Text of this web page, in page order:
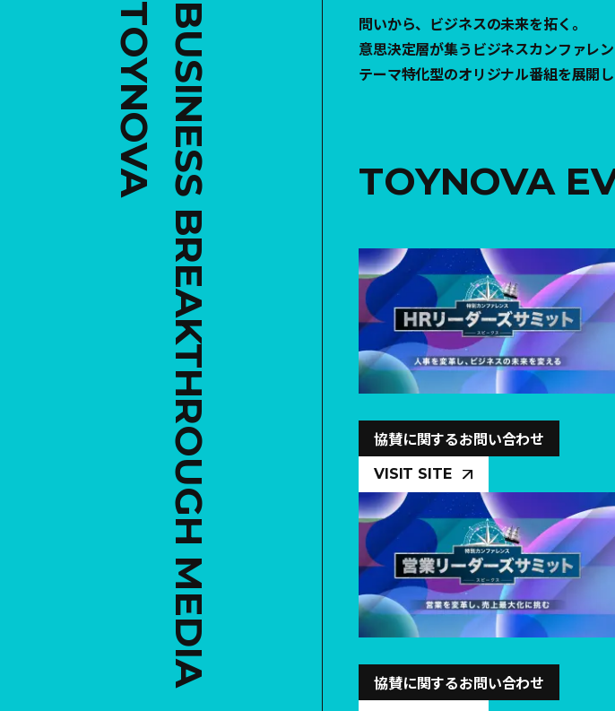
BUSINESS BREAKTHROUGH MEDIA
TOYNOVA
問いから、ビジネスの未来を拓く。
意思決定層が集うビジネスカンファレン
テーマ特化型のオリジナル番組を展開し
TOYNOVA
協賛に関するお問い合わせ
VISIT SITE
協賛に関するお問い合わせ